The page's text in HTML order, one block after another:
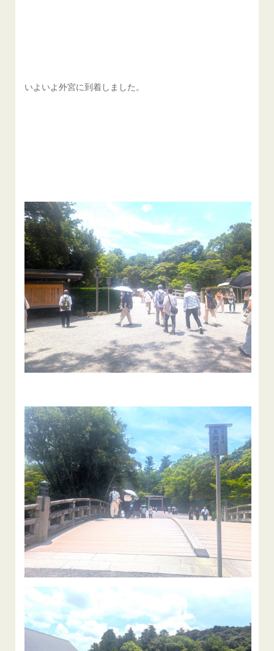
いよいよ外宮に到着しました。